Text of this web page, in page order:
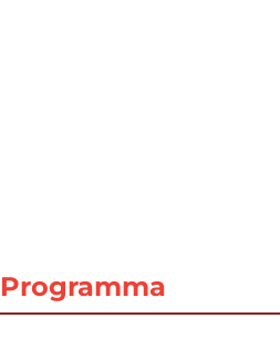
Programma